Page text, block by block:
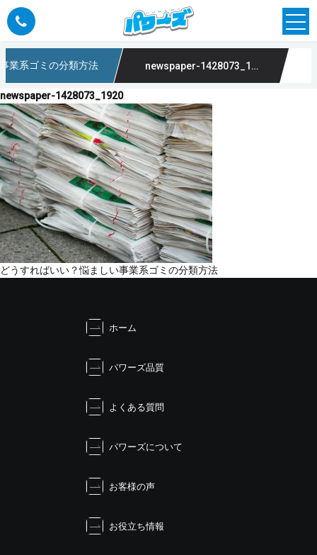
業系ゴミの分類方法 newspaper-1428073_1920
newspaper-1428073_1920
投
どうすればいい？悩ましい事業系ゴミの分類方法
ホーム
パワーズ品質
よくある質問
パワーズについて
お客様の声
お役立ち情報